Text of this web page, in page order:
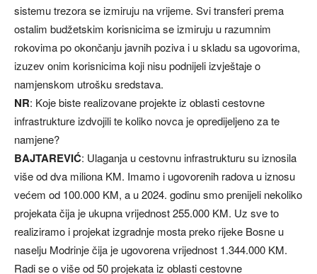
sistemu trezora se izmiruju na vrijeme. Svi transferi prema
ostalim budžetskim korisnicima se izmiruju u razumnim
rokovima po okončanju javnih poziva i u skladu sa ugovorima,
izuzev onim korisnicima koji nisu podnijeli izvještaje o
namjenskom utrošku sredstava.
NR: Koje biste realizovane projekte iz oblasti cestovne
infrastrukture izdvojili te koliko novca je opredijeljeno za te
namjene?
BAJTAREVIĆ: Ulaganja u cestovnu infrastrukturu su iznosila
više od dva miliona KM. Imamo i ugovorenih radova u iznosu
većem od 100.000 KM, a u 2024. godinu smo prenijeli nekoliko
projekata čija je ukupna vrijednost 255.000 KM. Uz sve to
realiziramo i projekat izgradnje mosta preko rijeke Bosne u
naselju Modrinje čija je ugovorena vrijednost 1.344.000 KM.
Radi se o više od 50 projekata iz oblasti cestovne